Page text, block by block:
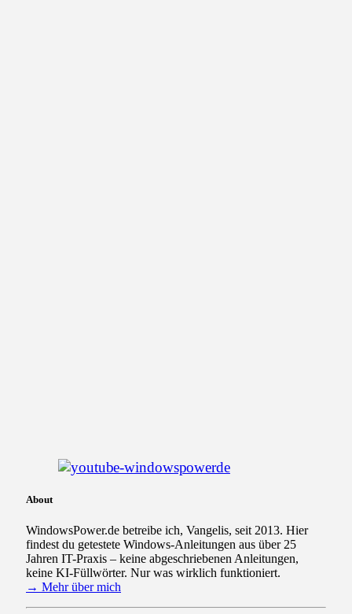
About
WindowsPower.de betreibe ich, Vangelis, seit 2013. Hier
findest du getestete Windows-Anleitungen aus über 25
Jahren IT-Praxis – keine abgeschriebenen Anleitungen,
keine KI-Füllwörter. Nur was wirklich funktioniert.
→ Mehr über mich